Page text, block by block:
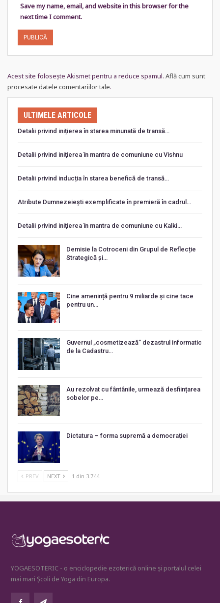
Save my name, email, and website in this browser for the
next time I comment.
Acest site folosește Akismet pentru a reduce spamul. Află cum sunt
procesate datele comentariilor tale.
ULTIMELE ARTICOLE
Detalii privind inițierea în starea minunată de transă…
Detalii privind iniţierea în mantra de comuniune cu Vishnu
Detalii privind inducția în starea benefică de transă…
Atribute Dumnezeiești exemplificate în premieră în cadrul…
Detalii privind iniţierea în mantra de comuniune cu Kalki…
Demisie la Cotroceni din Grupul de Reflecție
Strategică și…
Cine amenință pentru 9 miliarde și cine tace
pentru un…
Guvernul „cosmetizează” dezastrul informatic
de la Cadastru…
Au rezolvat cu fântânile, urmează desființarea
sobelor pe…
Dictatura – forma supremă a democrației
PREV NEXT 1 din 3.744
YOGAESOTERIC - o enciclopedie ezoterică online și portalul celei
mai mari Școli de Yoga din Europa.